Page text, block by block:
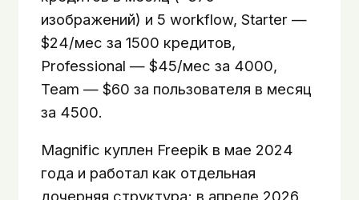
изображений) и 5 workflow, Starter —
$24/мес за 1500 кредитов,
Professional — $45/мес за 4000,
Team — $60 за пользователя в месяц
за 4500.
Magnific куплен Freepik в мае 2024
года и работал как отдельная
дочерняя структура; в апреле 2026